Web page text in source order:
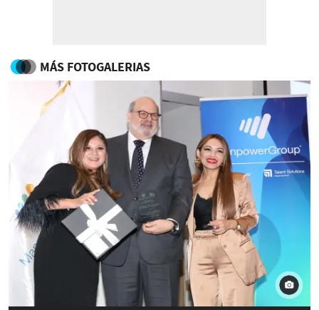
MÁS FOTOGALERIAS